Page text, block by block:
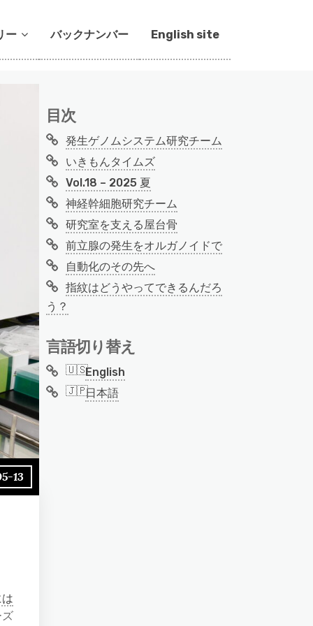
ー バックナンバー English site
13
ズ
目次
発生ゲノムシステム研究チーム
いきもんタイムズ
Vol.18 – 2025 夏
神経幹細胞研究チーム
研究室を支える屋台骨
前立腺の発生をオルガノイドで
自動化のその先へ
指紋はどうやってできるんだろ
う？
言語切り替え
English
日本語